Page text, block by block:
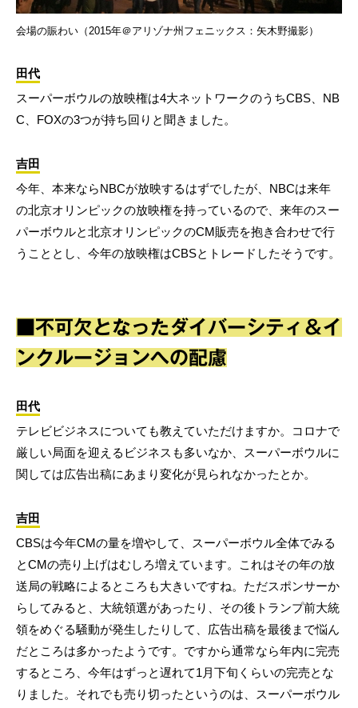
会場の賑わい（2015年＠アリゾナ州フェニックス：矢木野撮影）
田代
スーパーボウルの放映権は4大ネットワークのうちCBS、NB
C、FOXの3つが持ち回りと聞きました。
吉田
今年、本来ならNBCが放映するはずでしたが、NBCは来年
の北京オリンピックの放映権を持っているので、来年のスー
パーボウルと北京オリンピックのCM販売を抱き合わせで行
うこととし、今年の放映権はCBSとトレードしたそうです。
■不可欠となったダイバーシティ＆イ
ンクルージョンへの配慮
田代
テレビビジネスについても教えていただけますか。コロナで
厳しい局面を迎えるビジネスも多いなか、スーパーボウルに
関しては広告出稿にあまり変化が見られなかったとか。
吉田
CBSは今年CMの量を増やして、スーパーボウル全体でみる
とCMの売り上げはむしろ増えています。これはその年の放
送局の戦略によるところも大きいですね。ただスポンサーか
らしてみると、大統領選があったり、その後トランプ前大統
領をめぐる騒動が発生したりして、広告出稿を最後まで悩ん
だところは多かったようです。ですから通常なら年内に完売
するところ、今年はずっと遅れて1月下旬くらいの完売とな
りました。それでも売り切ったというのは、スーパーボウル